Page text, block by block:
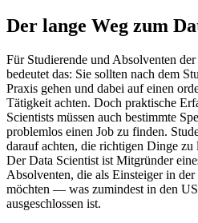
Der lange Weg zum
Für Studierende und Absolventen
bedeutet das: Sie sollten nach dem
Praxis gehen und dabei auf einen
Tätigkeit achten. Doch praktische
Scientists müssen auch bestimmte
problemlos einen Job zu finden.
darauf achten, die richtigen Dinge zu
Der Data Scientist ist Mitgründer
Absolventen, die als Einsteiger in der
möchten — was zumindest in den
ausgeschlossen ist.